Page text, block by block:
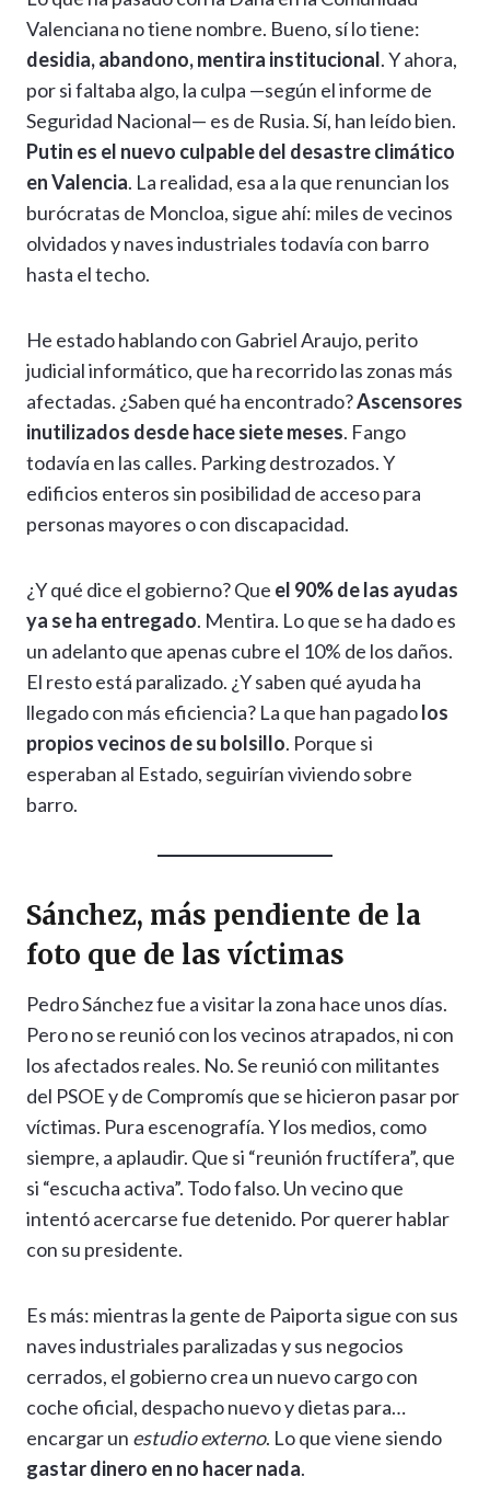
at
s
A
p
p
e
gr
a
m
e
b
o
o
k
ke
dI
n
se
n
g
er
ai
l
p
y
Li
n
k
m
p
ar
ti
r
Valenciana no tiene nombre. Bueno, sí lo tiene:
desidia, abandono, mentira institucional. Y ahora,
por si faltaba algo, la culpa —según el informe de
Seguridad Nacional— es de Rusia. Sí, han leído bien.
Putin es el nuevo culpable del desastre climático
en Valencia. La realidad, esa a la que renuncian los
burócratas de Moncloa, sigue ahí: miles de vecinos
olvidados y naves industriales todavía con barro
hasta el techo.
He estado hablando con Gabriel Araujo, perito
judicial informático, que ha recorrido las zonas más
afectadas. ¿Saben qué ha encontrado?Ascensores
inutilizados desde hace siete meses. Fango
todavía en las calles. Parking destrozados. Y
edificios enteros sin posibilidad de acceso para
personas mayores o con discapacidad.
¿Y qué dice el gobierno? Que el 90% de las ayudas
ya se ha entregado. Mentira. Lo que se ha dado es
un adelanto que apenas cubre el 10% de los daños.
El resto está paralizado. ¿Y saben qué ayuda ha
llegado con más eficiencia? La que han pagadolos
propios vecinos de su bolsillo. Porque si
esperaban al Estado, seguirían viviendo sobre
barro.
Sánchez, más pendiente de la
foto que de las víctimas
Pedro Sánchez fue a visitar la zona hace unos días.
Pero no se reunió con los vecinos atrapados, ni con
los afectados reales. No. Se reunió con militantes
del PSOE y de Compromís que se hicieron pasar por
víctimas. Pura escenografía. Y los medios, como
siempre, a aplaudir. Que si “reunión fructífera”, que
si “escucha activa”. Todo falso. Un vecino que
intentó acercarse fue detenido. Por querer hablar
con su presidente.
Es más: mientras la gente de Paiporta sigue con sus
naves industriales paralizadas y sus negocios
cerrados, el gobierno crea un nuevo cargo con
coche oficial, despacho nuevo y dietas para…
encargar un estudio externo. Lo que viene siendo
gastar dinero en no hacer nada.